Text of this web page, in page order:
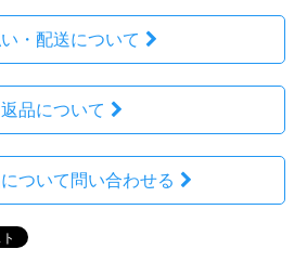
・配送について
返品について
ついて問い合わせる